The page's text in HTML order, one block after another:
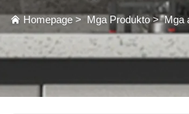
Homepage > Mga Produkto>Mga